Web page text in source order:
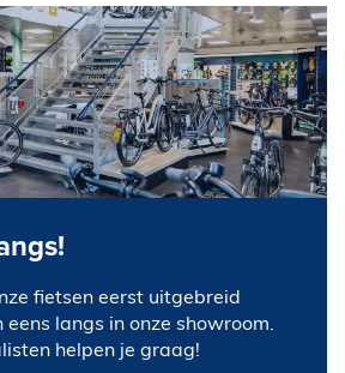
fietsen eerst uitgebreid
eens langs in onze showroom.
helpen je graag!